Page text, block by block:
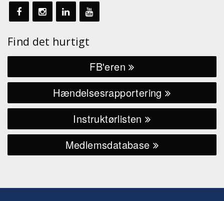
Find det hurtigt
FB'eren
Hændelsesrapportering
Instruktørlisten
Medlemsdatabase